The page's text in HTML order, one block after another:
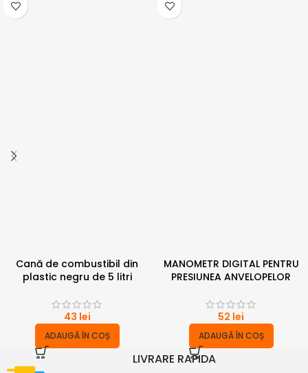
Cană de combustibil din
plastic negru de 5 litri
43 lei
ADAUGĂ ÎN COȘ
MANOMETR DIGITAL PENTRU
PRESIUNEA ANVELOPELOR
52 lei
ADAUGĂ ÎN COȘ
LIVRARE RAPIDA